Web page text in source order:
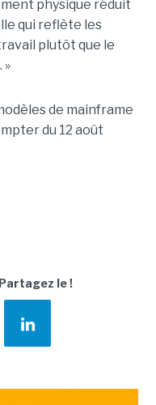
physique réduit
qui reflète les
plutôt que le
»
de mainframe
du 12 août
Partagez le !